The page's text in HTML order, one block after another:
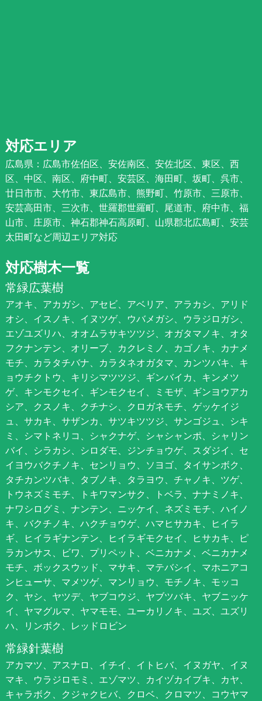
対応エリア
広島県：広島市佐伯区、安佐南区、安佐北区、東区、西
区、中区、南区、府中町、安芸区、海田町、坂町、呉市、
廿日市市、大竹市、東広島市、熊野町、竹原市、三原市、
安芸高田市、三次市、世羅郡世羅町、尾道市、府中市、福
山市、庄原市、神石郡神石高原町、山県郡北広島町、安芸
太田町など周辺エリア対応
対応樹木一覧
常緑広葉樹
アオキ、アカガシ、アセビ、アベリア、アラカシ、アリド
オシ、イスノキ、イヌツゲ、ウバメガシ、ウラジロガシ、
エゾユズリハ、オオムラサキツツジ、オガタマノキ、オタ
フクナンテン、オリーブ、カクレミノ、カゴノキ、カナメ
モチ、カラタチバナ、カラタネオガタマ、カンツバキ、キ
ョウチクトウ、キリシマツツジ、ギンバイカ、キンメツ
ゲ、キンモクセイ、ギンモクセイ、ミモザ、ギンヨウアカ
シア、クスノキ、クチナシ、クロガネモチ、ゲッケイジ
ュ、サカキ、サザンカ、サツキツツジ、サンゴジュ、シキ
ミ、シマトネリコ、シャクナゲ、シャシャンポ、シャリン
バイ、シラカシ、シロダモ、ジンチョウゲ、スダジイ、セ
イヨウバクチノキ、センリョウ、ソヨゴ、タイサンボク、
タチカンツバキ、タブノキ、タラヨウ、チャノキ、ツゲ、
トウネズミモチ、トキワマンサク、トベラ、ナナミノキ、
ナワシログミ、ナンテン、ニッケイ、ネズミモチ、ハイノ
キ、バクチノキ、ハクチョウゲ、ハマヒサカキ、ヒイラ
ギ、ヒイラギナンテン、ヒイラギモクセイ、ヒサカキ、ピ
ラカンサス、ビワ、プリペット、ベニカナメ、ベニカナメ
モチ、ボックスウッド、マサキ、マテバシイ、マホニアコ
ンヒューサ、マメツゲ、マンリョウ、モチノキ、モッコ
ク、ヤシ、ヤツデ、ヤブコウジ、ヤブツバキ、ヤブニッケ
イ、ヤマグルマ、ヤマモモ、ユーカリノキ、ユズ、ユズリ
ハ、リンボク、レッドロビン
常緑針葉樹
アカマツ、アスナロ、イチイ、イトヒバ、イヌガヤ、イヌ
マキ、ウラジロモミ、エゾマツ、カイヅカイブキ、カヤ、
キャラボク、クジャクヒバ、クロベ、クロマツ、コウヤマ